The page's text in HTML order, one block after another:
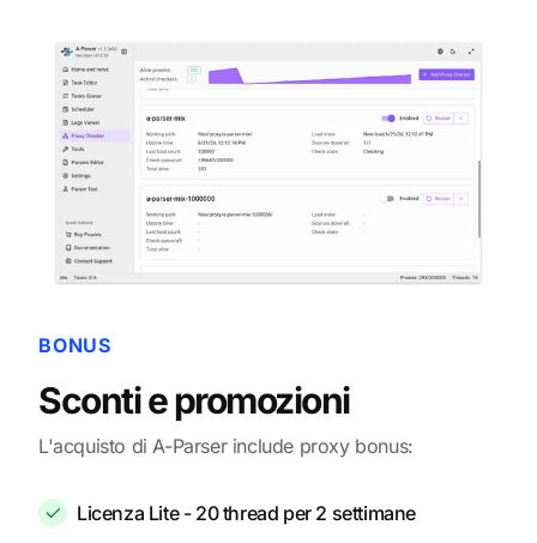
BONUS
Sconti e promozioni
L'acquisto di A-Parser include proxy bonus:
Licenza Lite - 20 thread per 2 settimane